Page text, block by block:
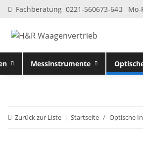
Fachberatung 0221-560673-64 Mo-
Messinstrumente
Zurück zur Liste Startseite Optische